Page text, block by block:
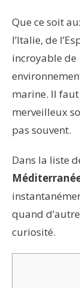
Que ce soit
l’Italie, de
incroyable
marine. Il
merveilleux
pas souvent.
Dans la liste
quand
curiosité.